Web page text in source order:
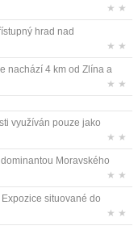
★ ★
hrad nad
★ ★
nachází 4 km od Zlína a
★ ★
využíván pouze jako
★ ★
Moravského
★ ★
Expozice situované do
★ ★